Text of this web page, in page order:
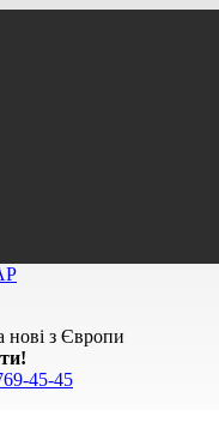
нові з Європи
45-45